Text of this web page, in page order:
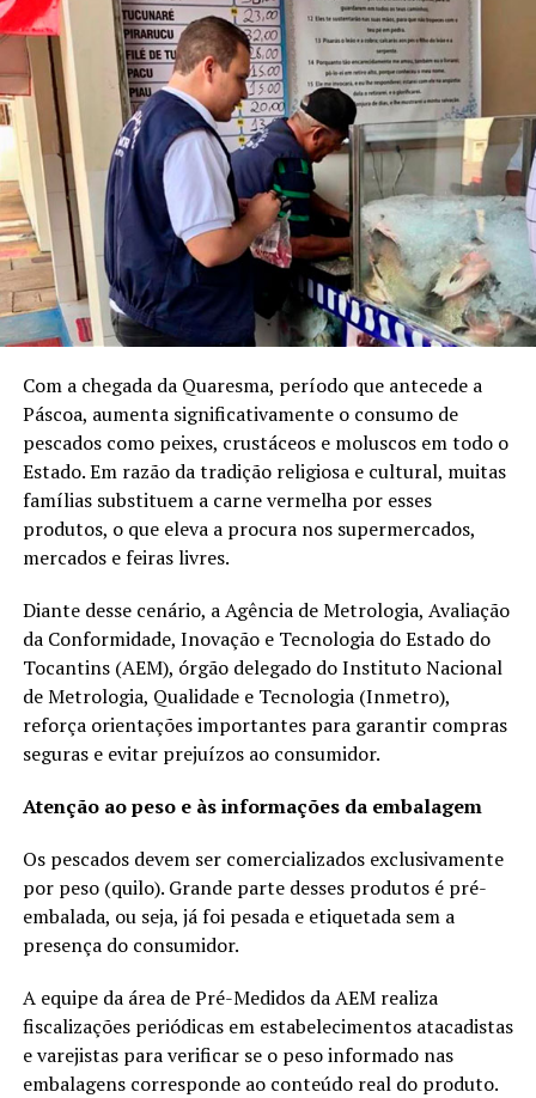
Com a chegada da Quaresma, período que antecede a
Páscoa, aumenta significativamente o consumo de
pescados como peixes, crustáceos e moluscos em todo o
Estado. Em razão da tradição religiosa e cultural, muitas
famílias substituem a carne vermelha por esses
produtos, o que eleva a procura nos supermercados,
mercados e feiras livres.
Diante desse cenário, a Agência de Metrologia, Avaliação
da Conformidade, Inovação e Tecnologia do Estado do
Tocantins (AEM), órgão delegado do Instituto Nacional
de Metrologia, Qualidade e Tecnologia (Inmetro),
reforça orientações importantes para garantir compras
seguras e evitar prejuízos ao consumidor.
Atenção ao peso e às informações da embalagem
Os pescados devem ser comercializados exclusivamente
por peso (quilo). Grande parte desses produtos é pré-
embalada, ou seja, já foi pesada e etiquetada sem a
presença do consumidor.
A equipe da área de Pré-Medidos da AEM realiza
fiscalizações periódicas em estabelecimentos atacadistas
e varejistas para verificar se o peso informado nas
embalagens corresponde ao conteúdo real do produto.